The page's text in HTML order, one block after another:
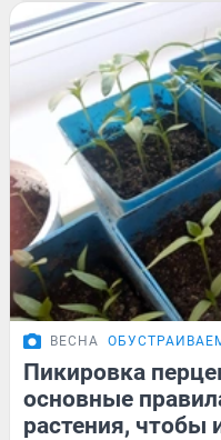
ВЕСНА
Пикировка
основные
растения, чтобы